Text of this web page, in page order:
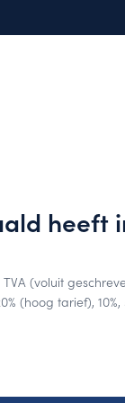
heeft
(voluit
tarief), 10%,